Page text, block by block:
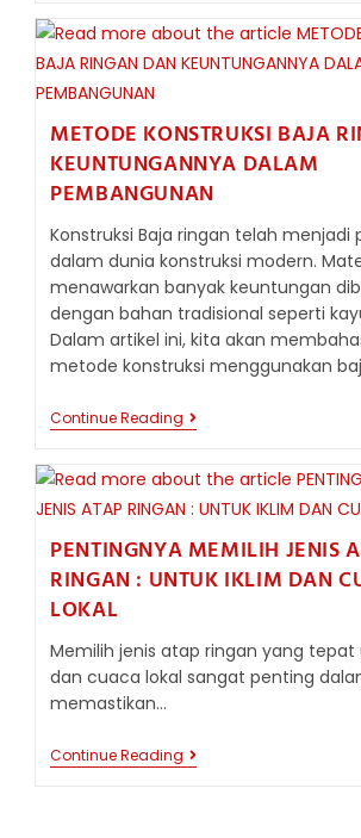
RINGAN
DAYA
METODE KONSTRUKSI BAJA
KEUNTUNGANNYA DALAM
PEMBANGUNAN
Konstruksi Baja ringan telah menjadi
dalam dunia konstruksi modern.
menawarkan banyak keuntungan
dengan bahan tradisional seperti
Dalam artikel ini, kita akan
metode konstruksi menggunakan
Continue Reading METODE
KONSTRUKSI
RINGAN
KEUNTUNGANNYA
PEMBANGUNAN
PENTINGNYA MEMILIH JENIS
RINGAN : UNTUK IKLIM DAN
LOKAL
Memilih jenis atap ringan yang tepat
dan cuaca lokal sangat penting
memastikan…
Continue Reading PENTINGNYA
MEMILIH